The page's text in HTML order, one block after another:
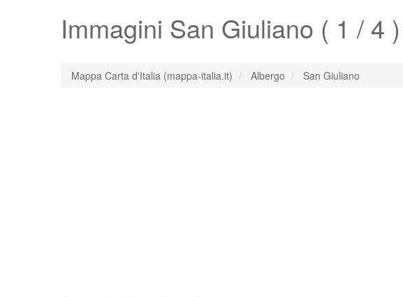
Immagini San Giuliano ( 1 / 4 )
Mappa Carta d'Italia (mappa-italia.it) Albergo San Giuliano